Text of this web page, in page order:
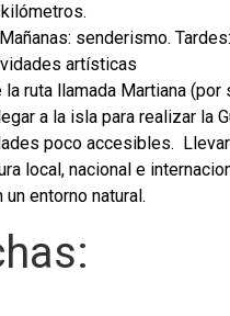
Mañanas: senderismo.
artísticas
ruta llamada Martiana
a la isla para realizar la
poco accesibles.
local, nacional e
entorno natural.